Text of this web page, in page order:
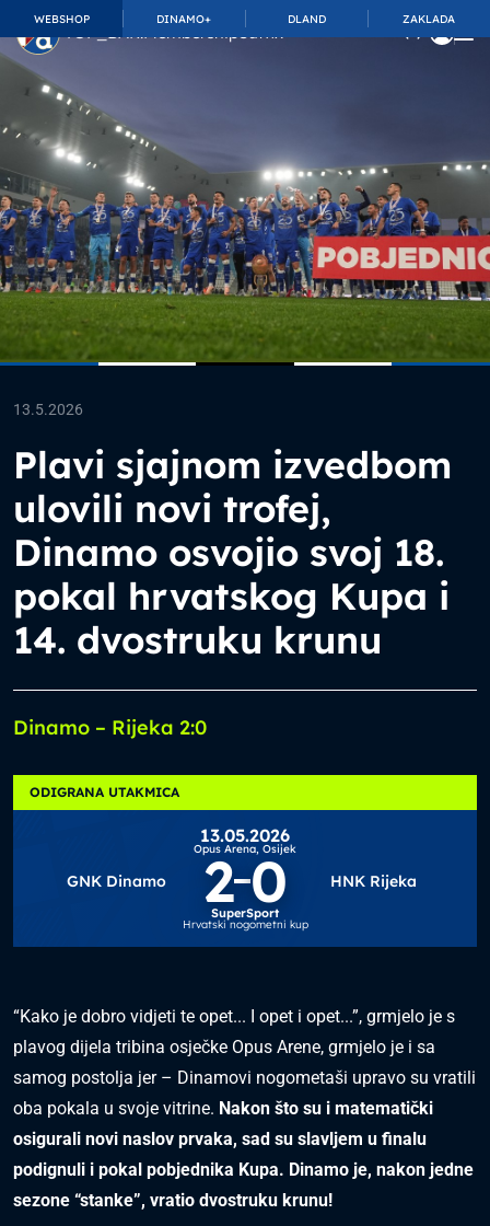
WEBSHOP DINAMO+ DLAND ZAKLADA
TOP_BAR.MembershipSuffix
13.5.2026
Plavi sjajnom izvedbom
ulovili novi trofej,
Dinamo osvojio svoj 18.
pokal hrvatskog Kupa i
14. dvostruku krunu
Dinamo – Rijeka 2:0
ODIGRANA UTAKMICA
GNK Dinamo 2 0 HNK Rijeka
13.05.2026
Opus Arena, Osijek
SuperSport
Hrvatski nogometni kup
“Kako je dobro vidjeti te opet... I opet i opet...”, grmjelo je s
plavog dijela tribina osječke Opus Arene, grmjelo je i sa
samog postolja jer – Dinamovi nogometaši upravo su vratili
oba pokala u svoje vitrine. Nakon što su i matematički
osigurali novi naslov prvaka, sad su slavljem u finalu
podignuli i pokal pobjednika Kupa. Dinamo je, nakon jedne
sezone “stanke”, vratio dvostruku krunu!